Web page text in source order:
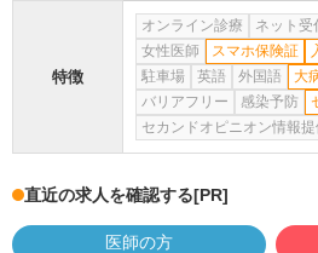
特徴
オンライン診療 ネット受
女性医師
スマホ保険証
駐車場
英語 外国語 大
バリアフリー
感染予防
セカンドオピニオン情報
直近の求人を確認する[PR]
医師の方